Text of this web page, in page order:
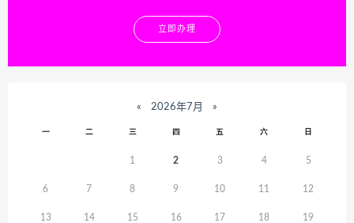
立即办理
« 2026年7月 »
一 二 三 四 五 六 日
1 2 3 4 5
6 7 8 9 10 11 12
13 14 15 16 17 18 19